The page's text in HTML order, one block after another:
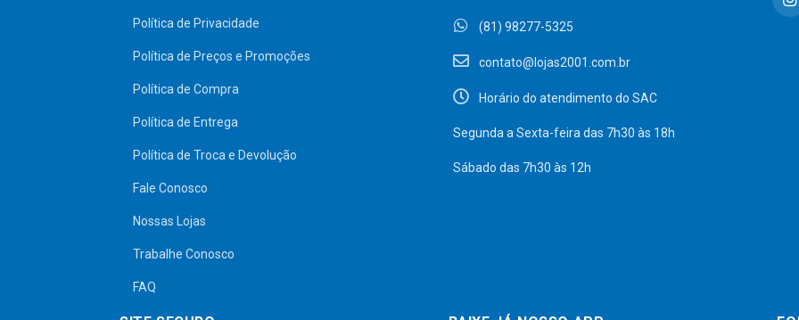
Política de Privacidade
Política de Preços e Promoções
Política de Compra
Política de Entrega
Política de Troca e Devolução
Fale Conosco
Nossas Lojas
Trabalhe Conosco
FAQ
(81) 98277-5325
contato@lojas2001.com.br
Horário do atendimento do SAC
Segunda a Sexta-feira das 7h30 às 18h
Sábado das 7h30 às 12h